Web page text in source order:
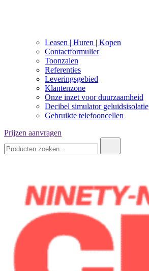
Leasen | Huren | Kopen
Contactformulier
Toonzalen
Referenties
Leveringsgebied
Klantenzone
Onze inzet voor duurzaamheid
Decibel simulator geluidsisolatie
Gebruikte telefooncellen
Prijzen aanvragen